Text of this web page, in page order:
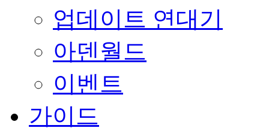
업데이트 연대기
아덴월드
이벤트
가이드